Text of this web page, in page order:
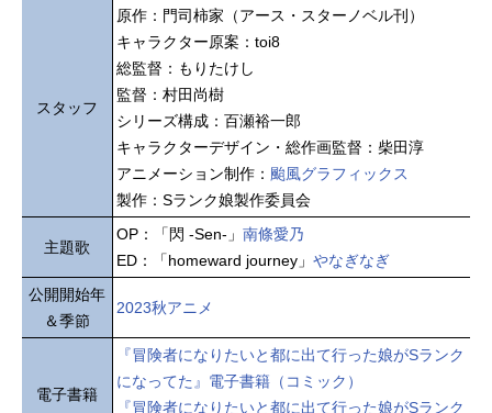
スタッフ
原作：門司柿家（アース・スターノベル刊）
キャラクター原案：toi8
総監督：もりたけし
監督：村田尚樹
シリーズ構成：百瀬裕一郎
キャラクターデザイン・総作画監督：柴田淳
アニメーション制作： 颱風グラフィックス
製作：Sランク娘製作委員会
主題歌
OP：「閃 -Sen-」 南條愛乃
ED：「homeward journey」 やなぎなぎ
公開開始年
＆季節
2023秋アニメ
電子書籍
『冒険者になりたいと都に出て行った娘がSランク
になってた』電子書籍（コミック）
『冒険者になりたいと都に出て行った娘がSランク